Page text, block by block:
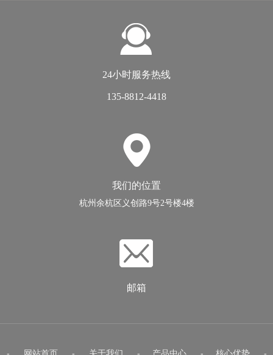
24小时服务热线
135-8812-4418
我们的位置
杭州余杭区义创路9号2号楼4楼
邮箱
- 网站首页 - 关于我们 - 产品中心 - 核心优势 -